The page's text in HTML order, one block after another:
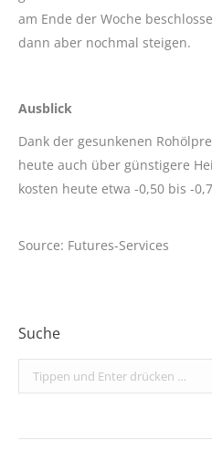
am Ende der Woche
dann aber nochmal steigen.
Ausblick
Dank der gesunkenen
heute auch über günstigere
kosten heute etwa -0,50 bis -
Source: Futures-Services
Suche
Search: